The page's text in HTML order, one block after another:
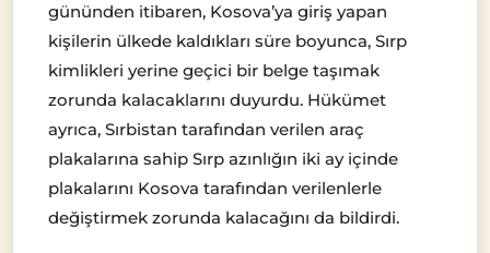
gününden itibaren, Kosova’ya giriş yapan
kişilerin ülkede kaldıkları süre boyunca, Sırp
kimlikleri yerine geçici bir belge taşımak
zorunda kalacaklarını duyurdu. Hükümet
ayrıca, Sırbistan tarafından verilen araç
plakalarına sahip Sırp azınlığın iki ay içinde
plakalarını Kosova tarafından verilenlerle
değiştirmek zorunda kalacağını da bildirdi.